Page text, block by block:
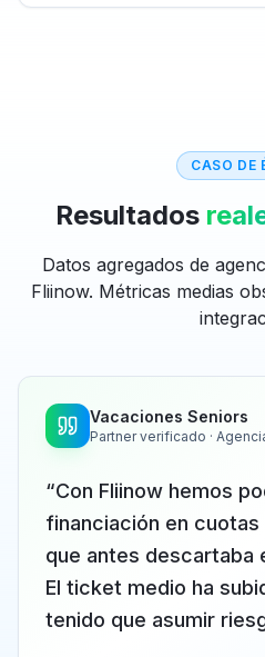
CASO DE
Resultados
Datos agregados de
Fliinow. Métricas medias
Vacaciones Seniors
Partner verificado ·
“Con Fliinow hemos
financiación en
que antes descartaba
El ticket medio ha
tenido que asumir